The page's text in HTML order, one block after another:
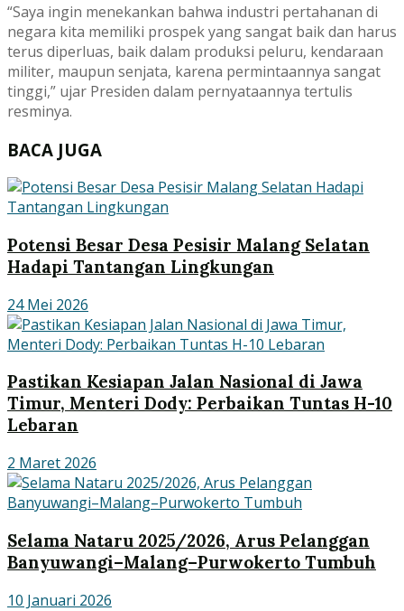
“Saya ingin menekankan bahwa industri pertahanan di
negara kita memiliki prospek yang sangat baik dan harus
terus diperluas, baik dalam produksi peluru, kendaraan
militer, maupun senjata, karena permintaannya sangat
tinggi,” ujar Presiden dalam pernyataannya tertulis
resminya.
BACA JUGA
Potensi Besar Desa Pesisir Malang Selatan
Hadapi Tantangan Lingkungan
24 Mei 2026
Pastikan Kesiapan Jalan Nasional di Jawa
Timur, Menteri Dody: Perbaikan Tuntas H-10
Lebaran
2 Maret 2026
Selama Nataru 2025/2026, Arus Pelanggan
Banyuwangi–Malang–Purwokerto Tumbuh
10 Januari 2026